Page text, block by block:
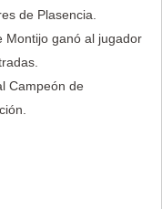
de Plasencia.
Montijo ganó al jugador
Campeón de